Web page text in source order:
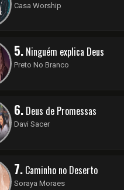
Casa Worship
5. Ninguém explica Deus
Preto No Branco
6. Deus de Promessas
Davi Sacer
7. Caminho no Deserto
Soraya Moraes